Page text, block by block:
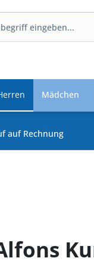
Mädchen
auf Rechnung